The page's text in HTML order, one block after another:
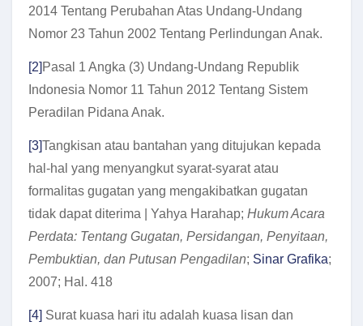
2014 Tentang Perubahan Atas Undang-Undang
Nomor 23 Tahun 2002 Tentang Perlindungan Anak.
[2] Pasal 1 Angka (3) Undang-Undang Republik
Indonesia Nomor 11 Tahun 2012 Tentang Sistem
Peradilan Pidana Anak.
[3]Tangkisan atau bantahan yang ditujukan kepada
hal-hal yang menyangkut syarat-syarat atau
formalitas gugatan yang mengakibatkan gugatan
tidak dapat diterima | Yahya Harahap; Hukum Acara
Perdata: Tentang Gugatan, Persidangan, Penyitaan,
Pembuktian, dan Putusan Pengadilan; Sinar Grafika;
2007; Hal. 418
[4] Surat kuasa hari itu adalah kuasa lisan dan